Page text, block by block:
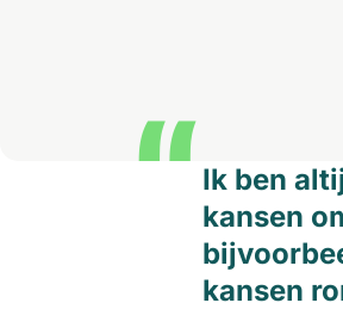
“ Ik ben
kansen
kansen